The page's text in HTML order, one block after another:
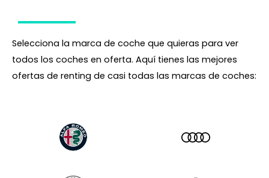
Selecciona la marca de coche que quieras para ver
todos los coches en oferta. Aquí tienes las mejores
ofertas de renting de casi todas las marcas de coches: